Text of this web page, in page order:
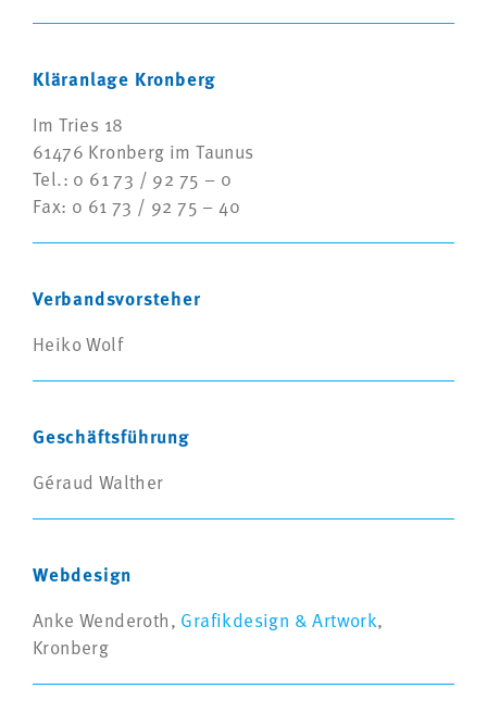
Kläranlage Kronberg
Im Tries 18
61476 Kronberg im Taunus
Tel.: 0 61 73 / 92 75 – 0
Fax: 0 61 73 / 92 75 – 40
Verbandsvorsteher
Heiko Wolf
Geschäftsführung
Géraud Walther
Webdesign
Anke Wenderoth, Grafikdesign & Artwork,
Kronberg